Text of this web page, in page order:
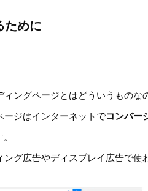
ために
ィングページとはどういうものな
ージはインターネットでコンバー
ング広告やディスプレイ広告で使